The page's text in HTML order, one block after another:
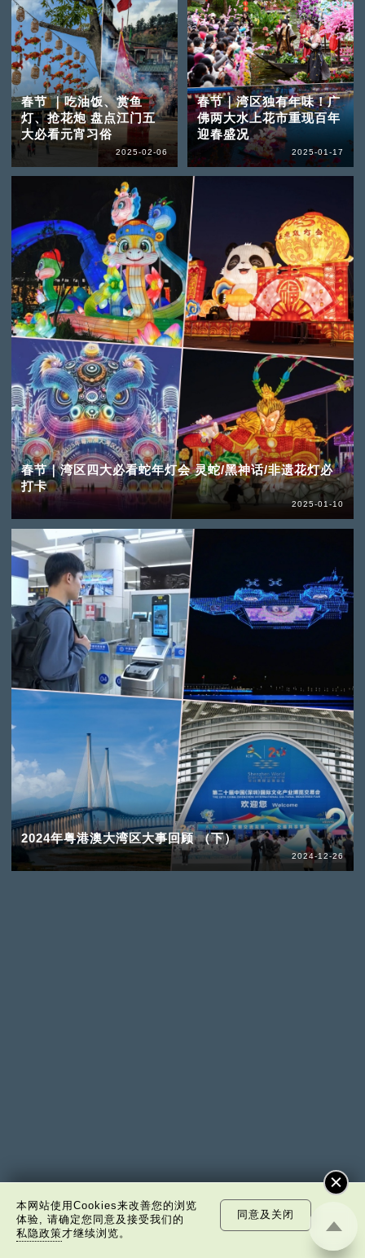
春节 ｜吃油饭、赏鱼
灯、抢花炮 盘点江门五
大必看元宵习俗
2025-02-06
春节｜湾区独有年味！广
佛两大水上花市重现百年
迎春盛况
2025-01-17
春节｜湾区四大必看蛇年灯会 灵蛇/黑神话/非遗花灯必
打卡
2025-01-10
2024年粤港澳大湾区大事回顾 （下）
2024-12-26
本网站使用Cookies来改善您的浏览
体验, 请确定您同意及接受我们的
私隐政策才继续浏览。
同意及关闭